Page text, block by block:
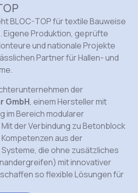
BLOC-TOP für textile Bauweise
Eigene Produktion, geprüfte
und nationale Projekte
Partner für Hallen- und
der
GmbH, einem Hersteller mit
im Bereich modularer
der Verbindung zu Betonblock
aus der
die ohne zusätzliches
mit innovativer
so flexible Lösungen für